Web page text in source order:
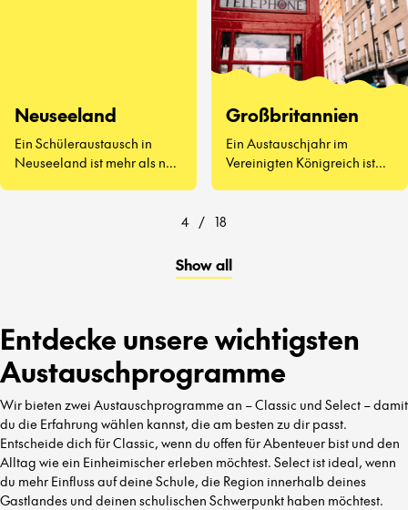
Neuseeland
Ein Schüleraustausch in
Neuseeland ist mehr als nur
Großbritannien
Ein Austauschjahr im
Vereinigten Königreich ist
4 / 18
Show all
Entdecke unsere wichtigsten
Austauschprogramme
Wir bieten zwei Austauschprogramme an – Classic und Select – damit
du die Erfahrung wählen kannst, die am besten zu dir passt.
Entscheide dich für Classic, wenn du offen für Abenteuer bist und den
Alltag wie ein Einheimischer erleben möchtest. Select ist ideal, wenn
du mehr Einfluss auf deine Schule, die Region innerhalb deines
Gastlandes und deinen schulischen Schwerpunkt haben möchtest.